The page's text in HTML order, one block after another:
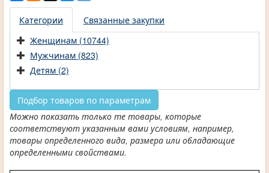
Категории
Связанные закупки
Женщинам (10744)
Мужчинам (823)
Детям (2)
Подбор товаров по параметрам
Можно показать только те товары, которые
соответствуют указанным вами условиям, например,
товары определенного вида, размера или обладающие
определенными свойствами.